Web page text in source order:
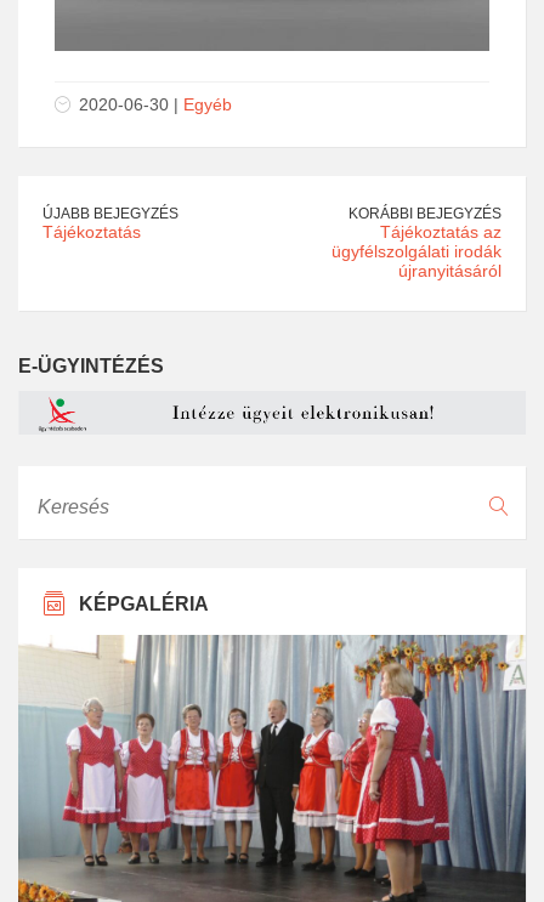
2020-06-30 | Egyéb
ÚJABB BEJEGYZÉS
Tájékoztatás
KORÁBBI BEJEGYZÉS
Tájékoztatás az
ügyfélszolgálati irodák
újranyitásáról
E-ÜGYINTÉZÉS
KÉPGALÉRIA